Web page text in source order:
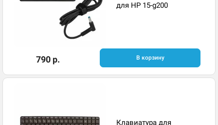
для HP 15-g200
790 р. В корзину
Клавиатура для